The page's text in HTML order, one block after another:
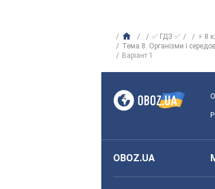
✅ ГДЗ ✅ ⚡ 8
Тема 8. Організми і
Варіант 1
OBOZ.UA